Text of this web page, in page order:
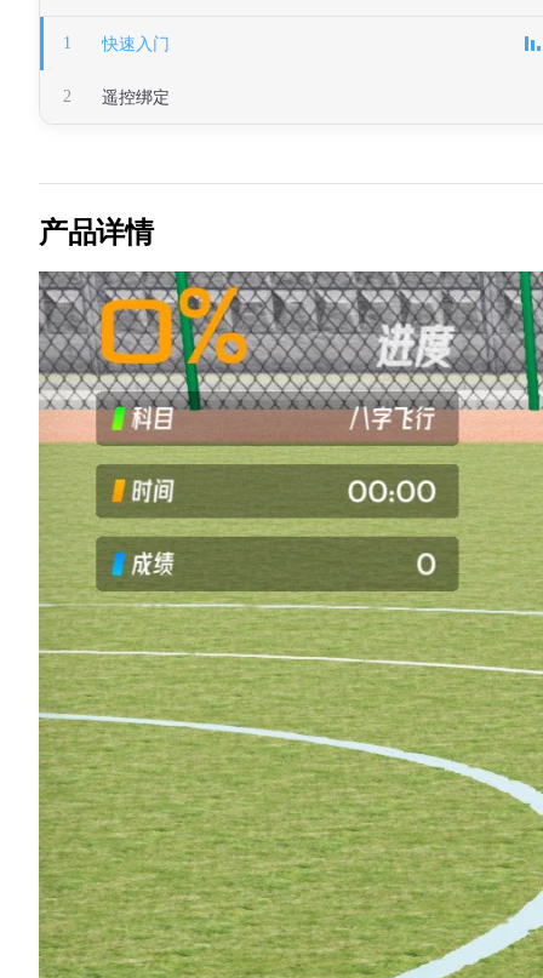
1 快速入门
2 遥控绑定
产品详情